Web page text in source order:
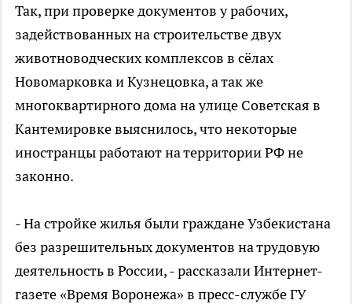
Так, при проверке документов у рабочих,
задействованных на строительстве двух
животноводческих комплексов в сёлах
Новомарковка и Кузнецовка, а так же
многоквартирного дома на улице Советская в
Кантемировке выяснилось, что некоторые
иностранцы работают на территории РФ не
законно.
- На стройке жилья были граждане Узбекистана
без разрешительных документов на трудовую
деятельность в России, - рассказали Интернет-
газете «Время Воронежа» в пресс-службе ГУ